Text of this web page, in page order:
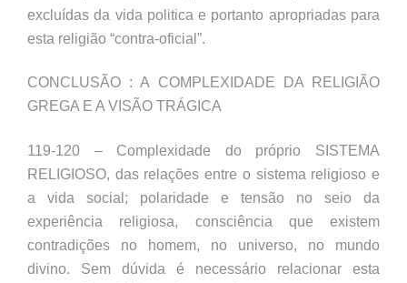
excluídas da vida politica e portanto apropriadas para
esta religião “contra-oficial”.
CONCLUSÃO : A COMPLEXIDADE DA RELIGIÃO
GREGA E A VISÃO TRÁGICA
119-120 – Complexidade do próprio SISTEMA
RELIGIOSO, das relações entre o sistema religioso e
a vida social; polaridade e tensão no seio da
experiência religiosa, consciência que existem
contradições no homem, no universo, no mundo
divino. Sem dúvida é necessário relacionar esta